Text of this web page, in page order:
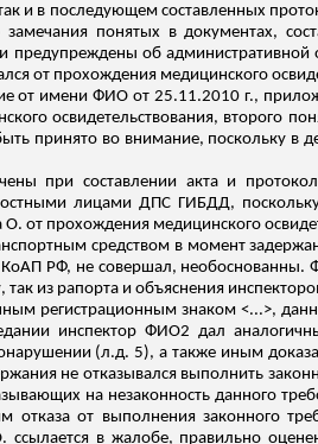
и в последующем составленных
замечания понятых в документах,
об административной
от прохождения медицинского
от имени ФИО от 25.11.2010 г.,
освидетельствования, второго
принято во внимание, поскольку в
при составлении акта и
лицами ДПС ГИБДД,
от прохождения медицинского
средством в момент
КоАП РФ, не совершал, необоснованны.
так из рапорта и объяснения
регистрационным знаком <...>,
инспектор ФИО2 дал
(л.д. 5), а также иным
не отказывался выполнить
на незаконность данного
отказа от выполнения законного
ссылается в жалобе, правильно